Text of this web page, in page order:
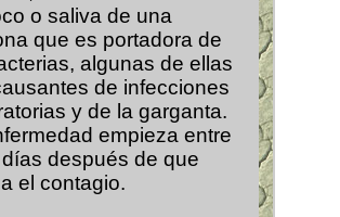
o saliva de una
que es portadora de
algunas de ellas
de infecciones
y de la garganta.
empieza entre
después de que
el contagio.